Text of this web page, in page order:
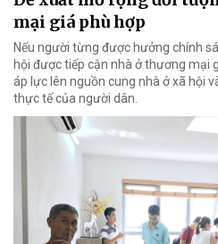
mại giá phù hợp
Nếu người từng được hưởng chính
hội được tiếp cận nhà ở thương mại
áp lực lên nguồn cung nhà ở xã hội
thực tế của người dân.